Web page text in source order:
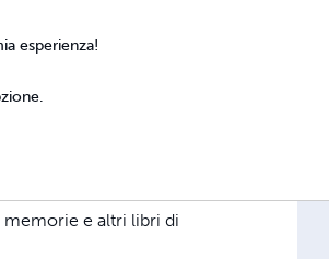
giorno successivo
entro il
5).
memorie e altri libri di
esperienza!